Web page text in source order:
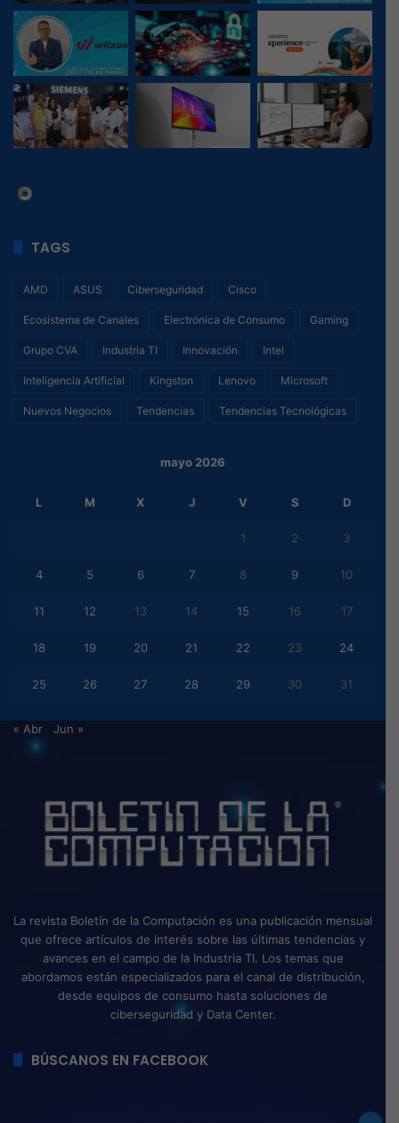
TAGS
AMD ASUS Ciberseguridad Cisco
Ecosistema de Canales Electrónica de Consumo Gaming
Grupo CVA Industria TI Innovación Intel
Inteligencia Artificial Kingston Lenovo Microsoft
Nuevos Negocios Tendencias Tendencias Tecnológicas
mayo 2026
L M X J V S D
1 2 3
4 5 6 7 8 9 10
11 12 13 14 15 16 17
18 19 20 21 22 23 24
25 26 27 28 29 30 31
« Abr Jun »
La revista Boletín de la Computación es una publicación mensual
que ofrece artículos de interés sobre las últimas tendencias y
avances en el campo de la Industria TI. Los temas que
abordamos están especializados para el canal de distribución,
desde equipos de consumo hasta soluciones de
ciberseguridad y Data Center.
BÚSCANOS EN FACEBOOK